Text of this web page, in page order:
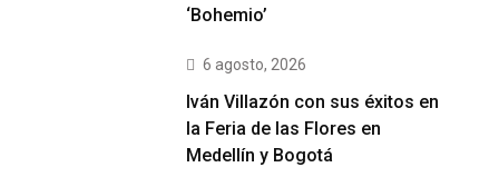
‘Bohemio’
6 agosto, 2026
Iván Villazón con sus éxitos en
la Feria de las Flores en
Medellín y Bogotá